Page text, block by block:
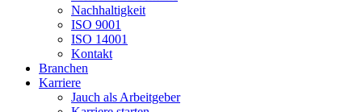
Nachhaltigkeit
ISO 9001
ISO 14001
Kontakt
Branchen
Karriere
Jauch als Arbeitgeber